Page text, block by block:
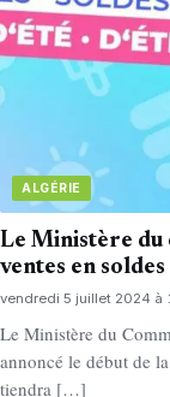
ALGÉRIE
Le Ministère du
ventes en
vendredi 5 juillet 2024 à
Le Ministère du
annoncé le début de
tiendra […]